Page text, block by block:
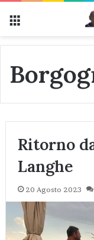
Ritorno
Langhe
20 Agosto 2023